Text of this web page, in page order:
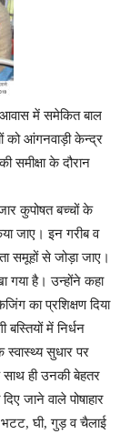
आवास में समेकित बाल
को आंगनवाड़ी केन्द्र
समीक्षा के दौरान
कुपोषत बच्चों के
जाए। इन गरीब व
समूहों से जोड़ा जाए।
गया है। उन्होंने कहा
का प्रशिक्षण दिया
में निर्धन
स्वास्थ्य सुधार पर
ही उनकी बेहतर
जाने वाले पोषाहार
भटट, घी, गुड़ व चैलाई